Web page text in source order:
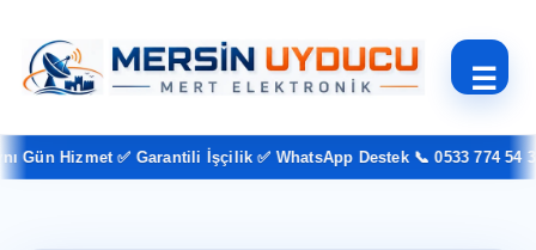
☰
Hizmet ✅ Garantili İşçilik ✅ WhatsApp Destek 📞 0533 774 54 37